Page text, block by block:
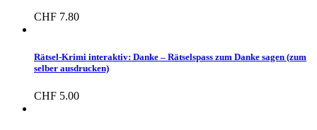
CHF 7.80
Rätsel-Krimi interaktiv: Danke – Rätselspass zum Danke sagen (zum
selber ausdrucken)
CHF 5.00